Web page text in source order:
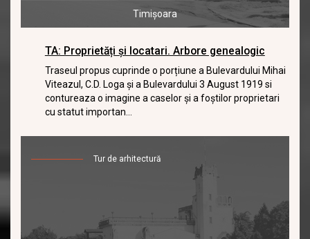
Timișoara
TA: Proprietăți și locatari. Arbore genealogic
Traseul propus cuprinde o porțiune a Bulevardului Mihai
Viteazul, C.D. Loga și a Bulevardului 3 August 1919 si
contureaza o imagine a caselor și a foștilor proprietari
cu statut importan...
Tur de arhitectură